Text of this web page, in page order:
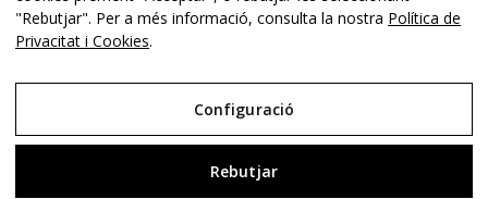
Hospital de Torroella -
"Rebutjar". Per a més informació, consulta la nostra Política de
Privacitat i Cookies.
Configuració
Rebutjar